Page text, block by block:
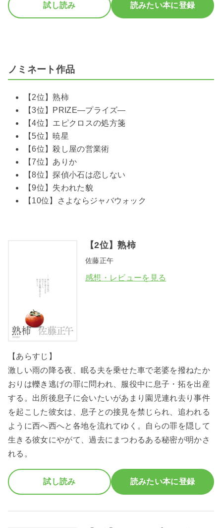
試し読み 読みたい本に登録
ノミネート作品
【2位】熟柿
【3位】PRIZE―プライズ―
【4位】エピクロスの処方箋
【5位】暁星
【6位】殺し屋の営業術
【7位】ありか
【8位】探偵小石は恋しない
【9位】失われた貌
【10位】さよならジャバウォック
【2位】熟柿
佐藤正午
感想・レビューを見る
【あらすじ】
激しい雨の降る夜、眠る夫を乗せた車で老婆を撥ねたか
おりは轢き逃げの罪に問われ、服役中に息子・拓を出産
する。出所後息子に会いたいがあまり園児連れ去り事件
を起こした彼女は、息子との接見を禁じられ、追われる
ように西へ西へと各地を流れてゆく。自らの罪を隠して
生きる彼女にやがて、過去にまつわるある秘密が明かさ
れる。
試し読み 読みたい本に登録